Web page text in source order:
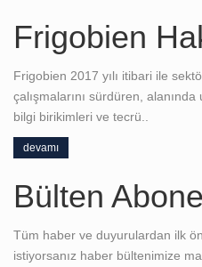
Frigobien
Frigobien 2017 yılı itibari ile
çalışmalarını sürdüren,
bilgi birikimleri ve tecrü..
devamı
Bülten
Tüm haber ve duyurulardan ilk
istiyorsanız haber bültenimize